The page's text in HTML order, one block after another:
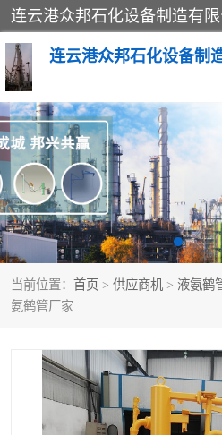
连云港众邦石化设备制
当前位置： 首页 > 供应商机 > 液氨鹤
氨鹤管厂家
鹤管
底部装卸鹤管
液氨鹤管
鹤管配件
撬装系统设备